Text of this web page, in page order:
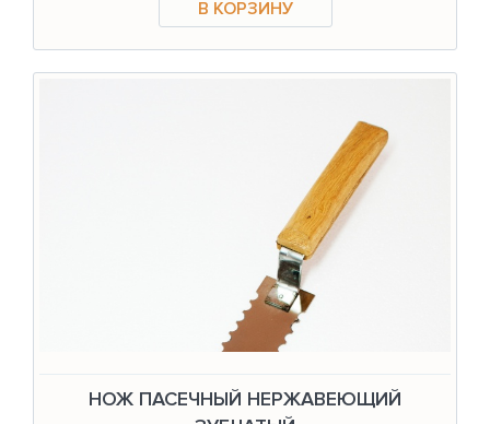
НОЖ ПАСЕЧНЫЙ НЕРЖАВЕЮЩИЙ